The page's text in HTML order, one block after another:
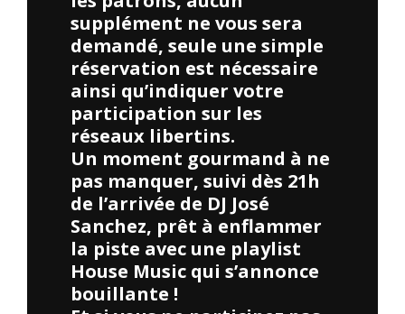
supplément ne vous sera
demandé, seule une simple
réservation est nécessaire
ainsi qu’indiquer votre
participation sur les
réseaux libertins.
Un moment gourmand à ne
pas manquer, suivi dès 21h
de l’arrivée de DJ José
Sanchez, prêt à enflammer
la piste avec une playlist
House Music qui s’annonce
bouillante !